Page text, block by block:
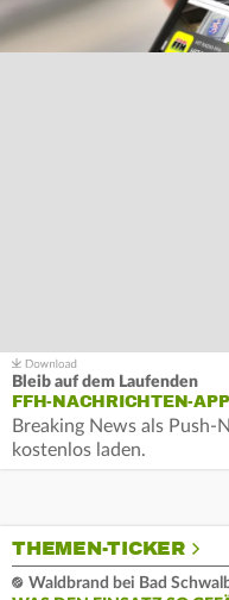
Bleib auf dem Laufenden
FFH-NACHRICHTEN-APP
Breaking News als
kostenlos laden.
THEMEN-TICKER
Waldbrand bei Bad